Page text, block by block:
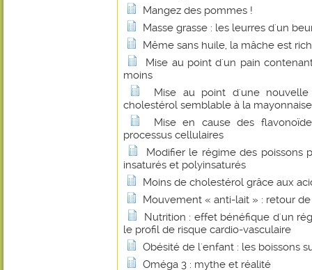
Mangez des pommes !
Masse grasse : les leurres d'un
Même sans huile, la mâche est
Mise au point d'un pain
moins
Mise au point d'une
cholestérol semblable à la mayonnaise
Mise en cause des
processus cellulaires
Modifier le régime des poissons
insaturés et polyinsaturés
Moins de cholestérol grâce aux
Mouvement « anti-lait » : retour
Nutrition : effet bénéfique d'un
le profil de risque cardio-vasculaire
Obésité de l'enfant : les boissons
Oméga 3 : mythe et réalité